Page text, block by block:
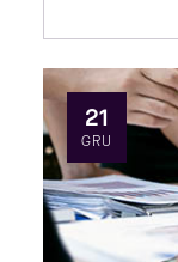
21
GRU